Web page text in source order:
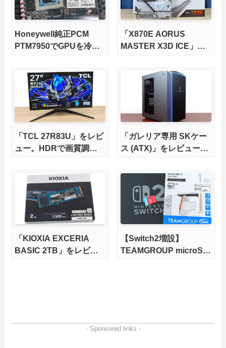
Honeywell純正PCM
PTM7950でGPUを冷や
「X870E AORUS
MASTER X3D ICE」を
さらに高速にする完全版
X870Eマザーボードを徹
「TCL 27R83U」をレビ
ュー。HDRで画質調整
輝度も発揮！
「ガレリア専用 SKケー
ス (ATX)」をレビュー。
的アップグレードの素体
にもなるBTO筐体を完全
「KIOXIA EXCERIA
BASIC 2TB」をレビュ
【Switch2増設】
TEAMGROUP microSD
- Sponsored links -